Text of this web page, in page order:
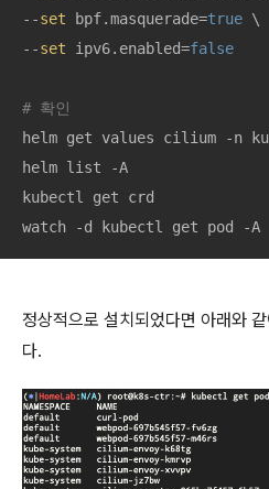
--set bpf.masquerade=true \
--set ipv6.enabled=false
# 확인
helm get values cilium -n
helm list -A
kubectl get crd
watch -d kubectl get pod -A
정상적으로 설치되었다면 아래와
다.